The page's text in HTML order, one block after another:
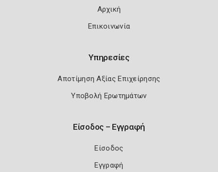
Αρχική
Επικοινωνία
Υπηρεσίες
Αποτίμηση Αξίας Επιχείρησης
Υποβολή Ερωτημάτων
Είσοδος – Εγγραφή
Είσοδος
Εγγραφή